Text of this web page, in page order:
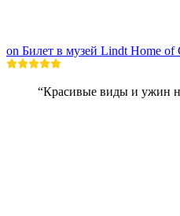
on Билет в музей Lindt Home of
“Красивые виды и ужин